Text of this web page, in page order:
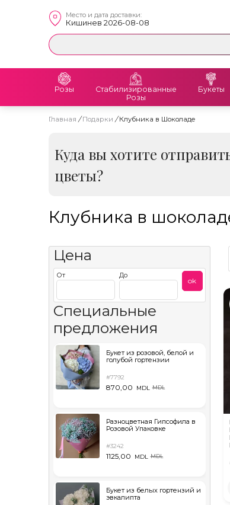
Место и дата доставки:
Кишинев 2026-08-08
Розы
Стабилизированные
Розы
Букеты
Главная / Подарки / Клубника в Шоколаде
Куда вы хотите
цветы?
Клубника в
Цена
От До
ok
Специальные
предложения
Букет из розовой, белой и
голубой гортензии
#7792
870,00 MDL MDL
Разноцветная Гипсофила в
Розовой Упаковке
#3242
1125,00 MDL MDL
Букет из белых гортензий и
эвкалипта